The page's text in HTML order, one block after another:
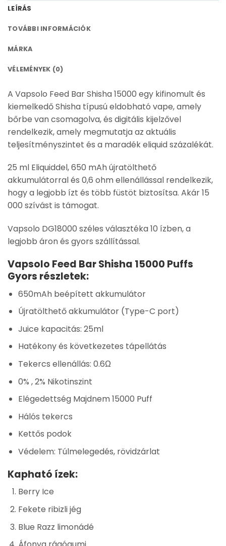
LEÍRÁS
TOVÁBBI INFORMÁCIÓK
MÁRKA
VÉLEMÉNYEK (0)
A Vapsolo Feed Bar Shisha 15000 egy kifinomult és
kiemelkedő Shisha típusú eldobható vape, amely
bőrbe van csomagolva, és digitális kijelzővel
rendelkezik, amely megmutatja az aktuális
teljesítményszintet és a maradék eliquid százalékát.
25 ml Eliquiddel, 650 mAh újratölthető
akkumulátorral és 0,6 ohm ellenállással rendelkezik,
hogy a legjobb ízt és több füstöt biztosítsa. Akár 15
000 szívást is támogat.
Vapsolo DG18000 széles választéka 10 ízben, a
legjobb áron és gyors szállítással.
Vapsolo Feed Bar Shisha 15000 Puffs
Gyors részletek:
650mAh beépített akkumulátor
Újratölthető akkumulátor (Type-C port)
Juice kapacitás: 25ml
Hatékony és következetes tápellátás
Tekercs ellenállás: 0.6Ω
0% , 2% Nikotinszint
Elégedettség Majdnem 15000 Puff
Hálós tekercs
Kettős podok
Védelem: Túlmelegedés, rövidzárlat
Kapható ízek:
Berry Ice
Fekete ribizli jég
Blue Razz limonádé